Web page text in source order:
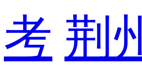
考 荆